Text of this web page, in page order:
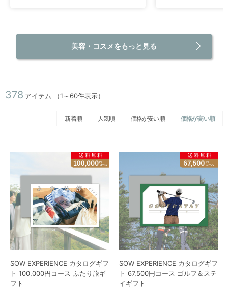
美容・コスメをもっと見る
378 アイテム （1～60件表示）
新着順 人気順 価格が安い順 価格が高い順
SOW EXPERIENCE カタログギフ
ト 100,000円コース ふたり旅ギ
フト
SOW EXPERIENCE カタログギフ
ト 67,500円コース ゴルフ＆ステ
イギフト